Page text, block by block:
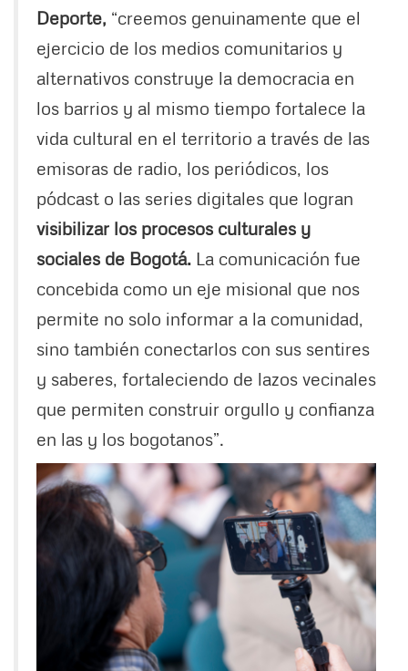
Deporte, “creemos genuinamente que el
ejercicio de los medios comunitarios y
alternativos construye la democracia en
los barrios y al mismo tiempo fortalece la
vida cultural en el territorio a través de las
emisoras de radio, los periódicos, los
pódcast o las series digitales que logran
visibilizar los procesos culturales y
sociales de Bogotá. La comunicación fue
concebida como un eje misional que nos
permite no solo informar a la comunidad,
sino también conectarlos con sus sentires
y saberes, fortaleciendo de lazos vecinales
que permiten construir orgullo y confianza
en las y los bogotanos”.